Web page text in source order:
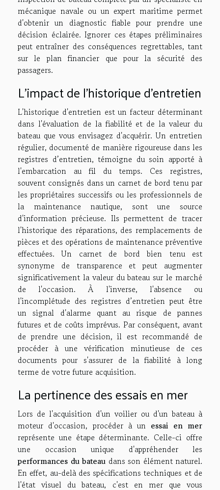
mécanique navale ou un expert maritime permet
d'obtenir un diagnostic fiable pour prendre une
décision éclairée. Ignorer ces étapes préliminaires
peut entraîner des conséquences regrettables, tant
sur le plan financier que pour la sécurité des
passagers.
L'impact de l'historique d'entretien
L'historique d'entretien est un facteur déterminant
dans l'évaluation de la fiabilité et de la valeur du
bateau que vous envisagez d'acquérir. Un entretien
régulier, documenté de manière rigoureuse dans les
registres d’entretien, témoigne du soin apporté à
l'embarcation au fil du temps. Ces registres,
souvent consignés dans un carnet de bord tenu par
les propriétaires successifs ou les professionnels de
la maintenance nautique, sont une source
d'information précieuse. Ils permettent de tracer
l'historique des réparations, des remplacements de
pièces et des opérations de maintenance préventive
effectuées. Un carnet de bord bien tenu est
synonyme de transparence et peut augmenter
significativement la valeur du bateau sur le marché
de l'occasion. À l'inverse, l'absence ou
l'incomplétude des registres d’entretien peut être
un signal d'alarme quant au risque de pannes
futures et de coûts imprévus. Par conséquent, avant
de prendre une décision, il est recommandé de
procéder à une vérification minutieuse de ces
documents pour s'assurer de la fiabilité à long
terme de votre future acquisition.
La pertinence des essais en mer
Lors de l'acquisition d'un voilier ou d'un bateau à
moteur d'occasion, procéder à un essai en mer
représente une étape déterminante. Celle-ci offre
une occasion unique d'appréhender les
performances du bateau dans son élément naturel.
En effet, au-delà des spécifications techniques et de
l'état visuel du bateau, c'est en mer que vous